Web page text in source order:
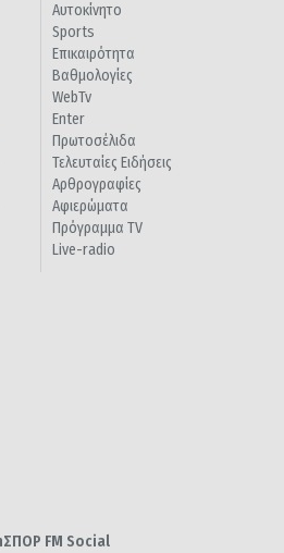
Αυτοκίνητο
Sports
Επικαιρότητα
Βαθμολογίες
WebTv
Enter
Πρωτοσέλιδα
Τελευταίες Ειδήσεις
Αρθρογραφίες
Αφιερώματα
Πρόγραμμα TV
Live-radio
FM Social